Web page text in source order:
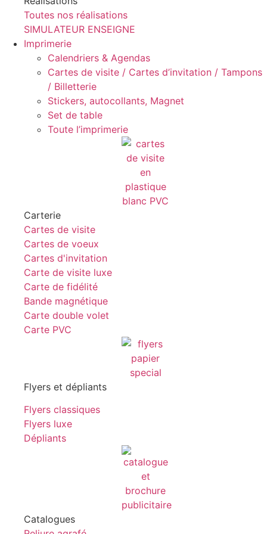
Toutes nos réalisations
SIMULATEUR ENSEIGNE
Imprimerie
Calendriers & Agendas
Cartes de visite / Cartes d’invitation / Tampons
/ Billetterie
Stickers, autocollants, Magnet
Set de table
Toute l’imprimerie
Carterie
Cartes de visite
Cartes de voeux
Cartes d'invitation
Carte de visite luxe
Carte de fidélité
Bande magnétique
Carte double volet
Carte PVC
Flyers et dépliants
Flyers classiques
Flyers luxe
Dépliants
Catalogues